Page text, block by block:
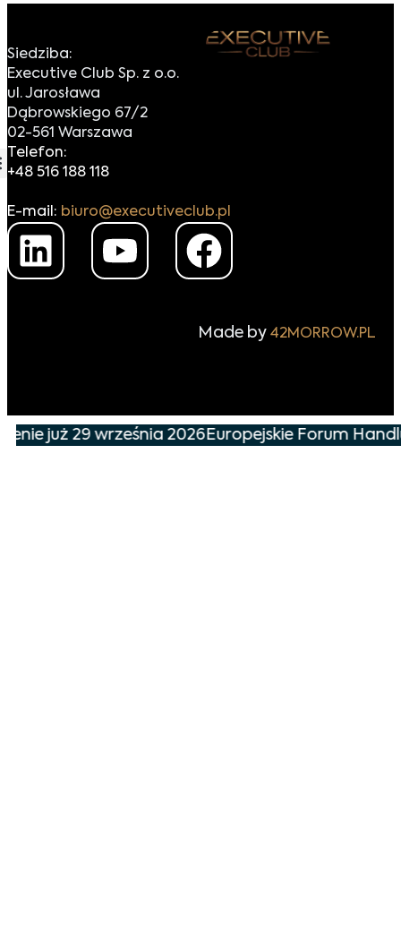
Siedziba:
Executive Club Sp. z o.o.
ul. Jarosława
Dąbrowskiego 67/2
02-561 Warszawa
Telefon:
+48 516 188 118
E-mail: biuro@executiveclub.pl
Made by 42MORROW.PL
już 29 września 2026Europejskie Forum Handlu